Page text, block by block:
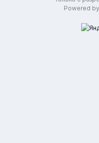
Powered